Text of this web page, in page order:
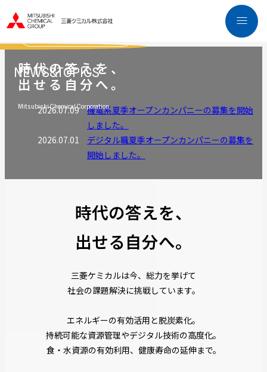
時代の答えを、
出せる自分へ。
Mitsubishi Chemical Corporation
NEWS&TOPICS
2026.07.09
機電系夏季オープンカンパニーの募集を開始
しました。
2026.07.01
デジタル職夏季オープンカンパニーの募集を
開始しました。
た。
時代の答えを、
出せる自分へ。
三菱ケミカルは今、総力を挙げて
社会の課題解決に挑戦しています。
エネルギーの有効活用と脱炭素化。
持続可能な資源管理やデジタル技術の高度化。
食・水資源の有効利用、健康寿命の延伸まで。